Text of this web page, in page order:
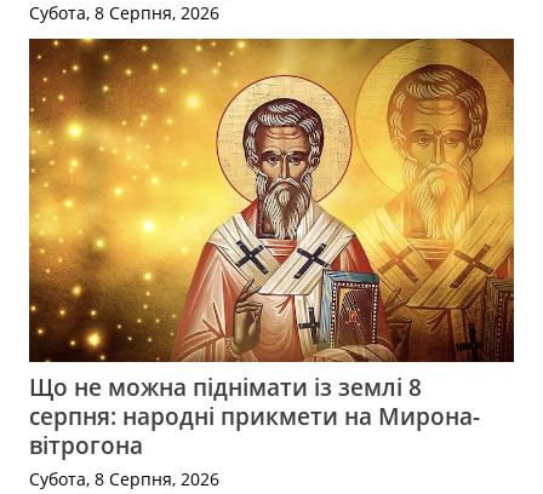
Субота, 8 Серпня, 2026
Що не можна піднімати із землі 8
серпня: народні прикмети на Мирона-
вітрогона
Субота, 8 Серпня, 2026